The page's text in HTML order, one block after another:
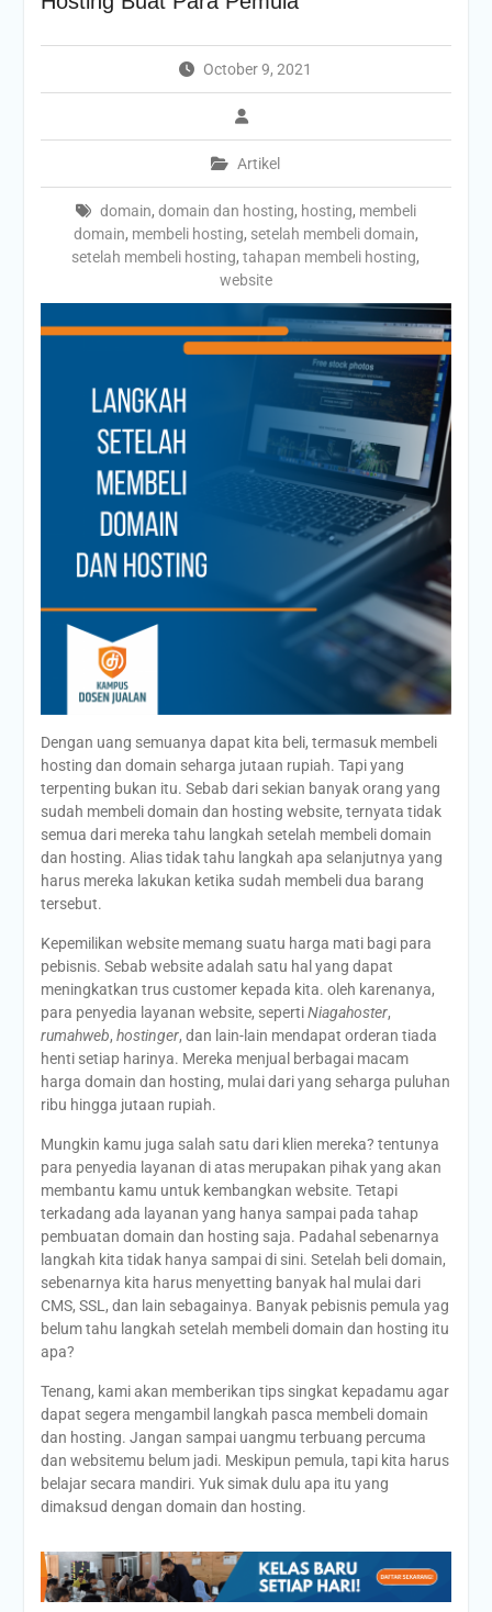
October 9, 2021
Artikel
domain, domain dan hosting, hosting, membeli
domain, membeli hosting, setelah membeli domain,
setelah membeli hosting,tahapan membeli hosting,
website
Dengan uang semuanya dapat kita beli, termasuk membeli
hosting dan domain seharga jutaan rupiah. Tapi yang
terpenting bukan itu. Sebab dari sekian banyak orang yang
sudah membeli domain dan hosting website, ternyata tidak
semua dari mereka tahu langkah setelah membeli domain
dan hosting. Alias tidak tahu langkah apa selanjutnya yang
harus mereka lakukan ketika sudah membeli dua barang
tersebut.
Kepemilikan website memang suatu harga mati bagi para
pebisnis. Sebab website adalah satu hal yang dapat
meningkatkan trus customer kepada kita. oleh karenanya,
para penyedia layanan website, sepertiNiagahoster,
rumahweb, hostinger, dan lain-lain mendapat orderan tiada
henti setiap harinya. Mereka menjual berbagai macam
harga domain dan hosting, mulai dari yang seharga puluhan
ribu hingga jutaan rupiah.
Mungkin kamu juga salah satu dari klien mereka? tentunya
para penyedia layanan di atas merupakan pihak yang akan
membantu kamu untuk kembangkan website. Tetapi
terkadang ada layanan yang hanya sampai pada tahap
pembuatan domain dan hosting saja. Padahal sebenarnya
langkah kita tidak hanya sampai di sini. Setelah beli domain,
sebenarnya kita harus menyetting banyak hal mulai dari
CMS, SSL, dan lain sebagainya. Banyak pebisnis pemula yag
belum tahu langkah setelah membeli domain dan hosting itu
apa?
Tenang, kami akan memberikan tips singkat kepadamu agar
dapat segera mengambil langkah pasca membeli domain
dan hosting. Jangan sampai uangmu terbuang percuma
dan websitemu belum jadi. Meskipun pemula, tapi kita harus
belajar secara mandiri. Yuk simak dulu apa itu yang
dimaksud dengan domain dan hosting.